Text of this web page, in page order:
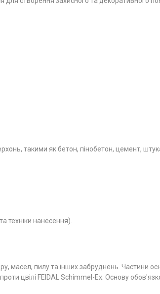
такими як бетон, пінобетон, цемент,
техніки нанесення).
масел, пилу та інших забруднень. Частини
цвілі FEIDAL Schimmel-Ex. Основу